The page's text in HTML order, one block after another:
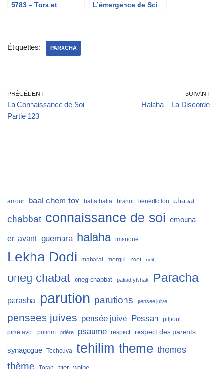
5783 – Tora et
L’émergence de Soi
Étiquettes: PARACHA
PRÉCÉDENT
La Connaissance de Soi –
Partie 123
SUIVANT
Halaha – La Discorde
amour baal chem tov baba batra brahot bénédiction chabat
chabbat connaissance de soi emouna
en avant guemara halaha imanouel
Lekha Dodi maharal mergui moi oeil
oneg chabat oneg chabbat pahad ytshak Paracha
parasha parution parutions pensee juive
pensees juives pensée juive Pessah
pilpoul
pirke avot
pourim prière psaume respect respect des parents
synagogue Techouva tehilim theme themes
thème Torah trier wolbe